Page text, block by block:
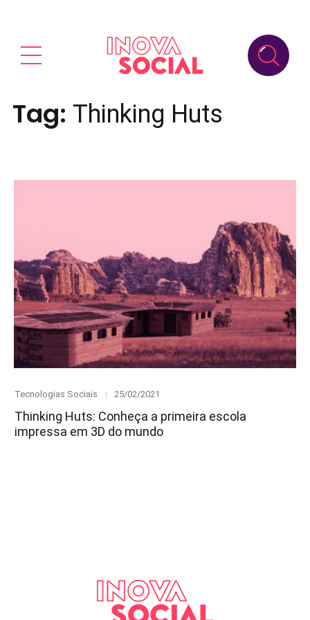
Tag: Thinking Huts
Category
Tecnologias Sociais
Posted
25/02/2021
Thinking Huts: Conheça a primeira escola
impressa em 3D do mundo